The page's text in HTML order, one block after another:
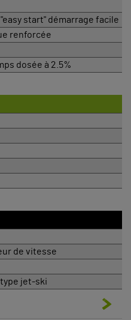
start" démarrage facile
renforcée
dosée à 2.5%
de vitesse
jet-ski